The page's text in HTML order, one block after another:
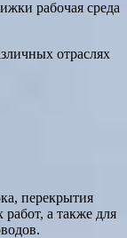
рабочая среда
отраслях
перекрытия
а также для